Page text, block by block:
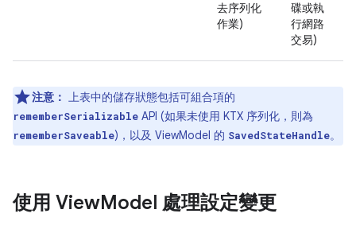
去序列化
作業)
碟或執
行網路
交易)
注意： 上表中的儲存狀態包括可組合項的
rememberSerializable API (如果未使用 KTX 序列化，則為
rememberSaveable)，以及 ViewModel 的 SavedStateHandle。
使用 ViewModel 處理設定變更